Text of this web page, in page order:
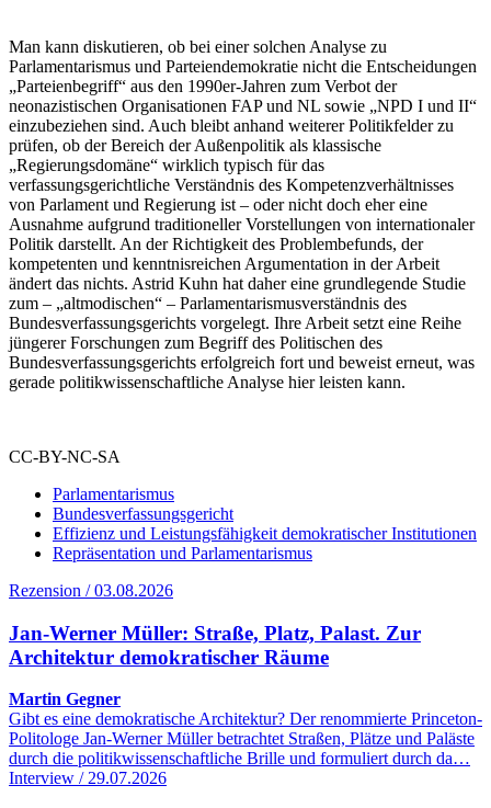
Man kann diskutieren, ob bei einer solchen Analyse zu
Parlamentarismus und Parteiendemokratie nicht die Entscheidungen
„Parteienbegriff“ aus den 1990er-Jahren zum Verbot der
neonazistischen Organisationen FAP und NL sowie „NPD I und II“
einzubeziehen sind. Auch bleibt anhand weiterer Politikfelder zu
prüfen, ob der Bereich der Außenpolitik als klassische
„Regierungsdomäne“ wirklich typisch für das
verfassungsgerichtliche Verständnis des Kompetenzverhältnisses
von Parlament und Regierung ist – oder nicht doch eher eine
Ausnahme aufgrund traditioneller Vorstellungen von internationaler
Politik darstellt. An der Richtigkeit des Problembefunds, der
kompetenten und kenntnisreichen Argumentation in der Arbeit
ändert das nichts. Astrid Kuhn hat daher eine grundlegende Studie
zum – „altmodischen“ – Parlamentarismusverständnis des
Bundesverfassungsgerichts vorgelegt. Ihre Arbeit setzt eine Reihe
jüngerer Forschungen zum Begriff des Politischen des
Bundesverfassungsgerichts erfolgreich fort und beweist erneut, was
gerade politikwissenschaftliche Analyse hier leisten kann.
CC-BY-NC-SA
Parlamentarismus
Bundesverfassungsgericht
Effizienz und Leistungsfähigkeit demokratischer Institutionen
Repräsentation und Parlamentarismus
Rezension / 03.08.2026
Jan-Werner Müller: Straße, Platz, Palast. Zur
Architektur demokratischer Räume
Martin Gegner
Gibt es eine demokratische Architektur? Der renommierte Princeton-
Politologe Jan-Werner Müller betrachtet Straßen, Plätze und Paläste
durch die politikwissenschaftliche Brille und formuliert durch da…
Interview / 29.07.2026